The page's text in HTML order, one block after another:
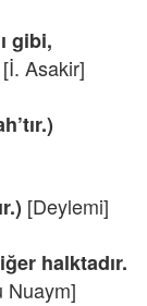
gibi,
[İ. Asakir]
[Deylemi]
halktadır.
Nuaym]